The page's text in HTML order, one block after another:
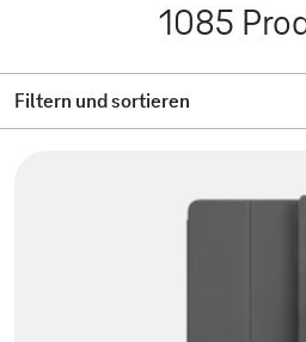
1085
Filtern und sortieren